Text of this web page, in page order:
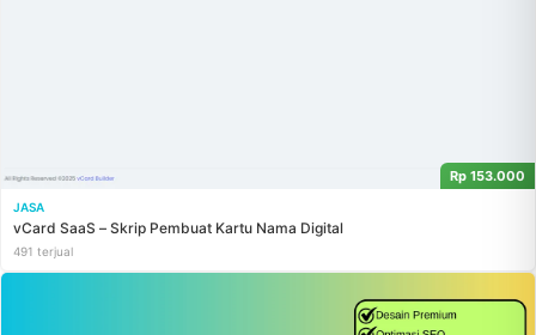
Rp 153.000
JASA
vCard SaaS – Skrip Pembuat Kartu Nama Digital
491 terjual